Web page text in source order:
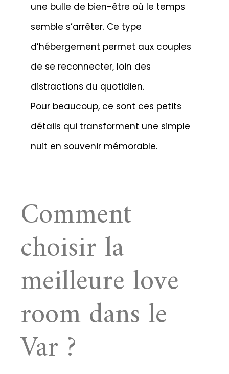
une bulle de bien-être où le temps
semble s’arrêter. Ce type
d’hébergement permet aux couples
de se reconnecter, loin des
distractions du quotidien.
Pour beaucoup, ce sont ces petits
détails qui transforment une simple
nuit en souvenir mémorable.
Comment
choisir la
meilleure love
room dans le
Var ?